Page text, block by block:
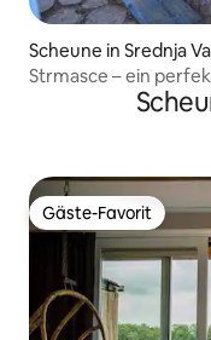
Scheune in Srednja
Strmasce – ein
Naturliebhaber
Gäste-Favorit
Gäste-Favorit